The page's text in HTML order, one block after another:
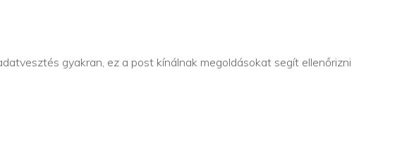
gyakran, ez a post kínálnak megoldásokat segít ellenőrizni